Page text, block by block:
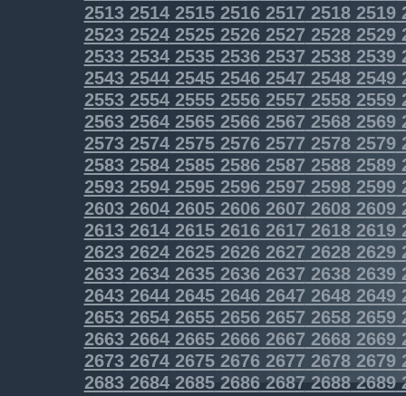
2513251425152516251725182519
2523252425252526252725282529
2533253425352536253725382539
2543254425452546254725482549
2553255425552556255725582559
25632564256525662567 25682569
25732574257525762577 25782579
25832584258525862587 25882589
2593259425952596259725982599
2603260426052606260726082609
26132614261526162617 26182619
26232624262526262627 26282629
26332634263526362637 26382639
26432644264526462647 26482649
26532654265526562657 26582659
26632664266526662667 26682669
26732674267526762677 26782679
2683268426852686268726882689